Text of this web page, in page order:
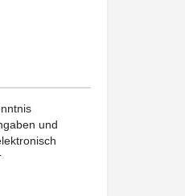
und